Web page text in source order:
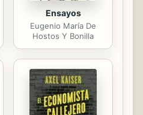
Ensayos
Eugenio María De
Hostos Y Bonilla